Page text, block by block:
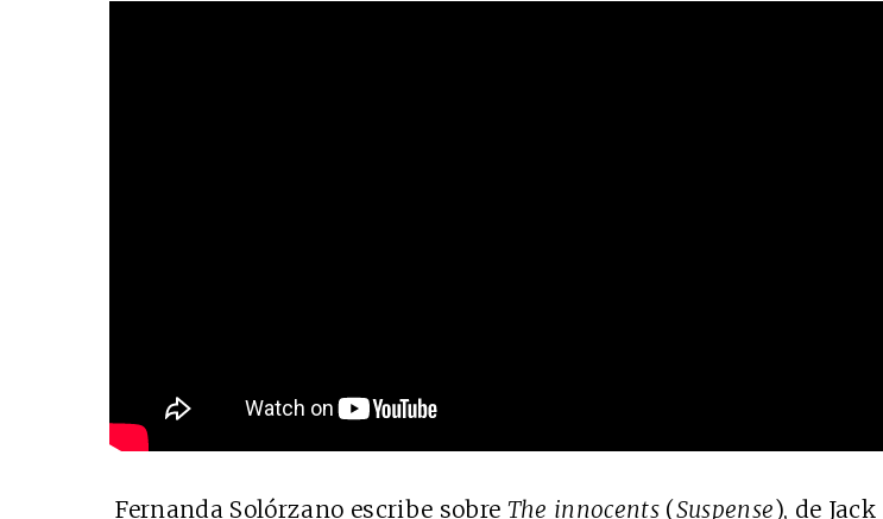
Fernanda Solórzano escribe sobre The innocents (Suspense), de Jack